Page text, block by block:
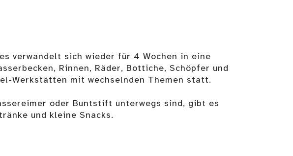
verwandelt sich wieder für 4 Wochen in eine
Rinnen, Räder, Bottiche, Schöpfer und
Werkstätten mit wechselnden Themen statt.
oder Buntstift unterwegs sind, gibt es
und kleine Snacks.